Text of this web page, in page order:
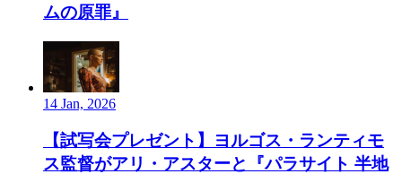
ムの原罪』
14 Jan, 2026
【試写会プレゼント】ヨルゴス・ランティモ
ス監督がアリ・アスターと『パラサイト 半地